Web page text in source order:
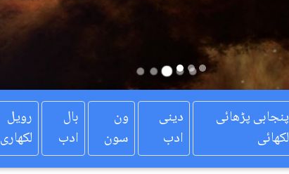
رویل
لکھاری
بال
ادب
ون
سون
دینی
ادب
پنجابی پڑھائی
لکھائی